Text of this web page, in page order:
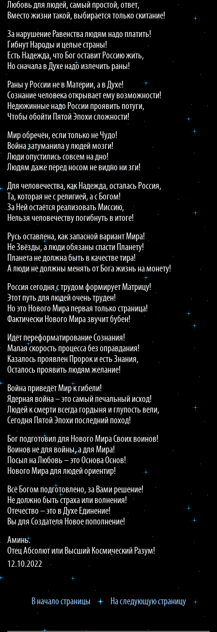
Любовь для людей, самый простой, ответ,
Вместо жизни такой, выбирается только скитание!
За нарушение Равенства людям надо платить!
Гибнут Народы и целые страны!
Есть Надежда, что Бог оставит Россию жить,
Но сначала в Духе надо излечить раны!
Раны у России не в Материи, а в Духе!
Сознание человека открывает ему возможности!
Недюжинные надо России проявить потуги,
Чтобы обойти Пятой Эпохи сложности!
Мир обречён, если только не Чудо!
Война затуманила у людей мозги!
Люди опустились совсем на дно!
Людям даже перед носом не видно ни зги!
Для человечества, как Надежда, осталась Россия,
Та, которая не с религией, а с Богом!
За Ней остаётся реализовать Миссию,
Нельзя человечеству погибнуть в итоге!
Русь оставлена, как запасной вариант Мира!
Не Звёзды, а люди обязаны спасти Планету!
Планета не должна быть в качестве тира!
А люди не должны менять от Бога жизнь на монету!
Россия сегодня с трудом формирует Матрицу!
Этот путь для людей очень труден!
Но это Нового Мира первая только страница!
Фактически Нового Мира звучит бубен!
Идёт переформатирование Сознания!
Малая скорость процесса без оправдания!
Казалось проявлен Пророк и есть Знания,
Осталось проявить людям желание!
Война приведёт Мир к гибели!
Ядерная война – это самый печальный исход!
Людей к смерти всегда гордыня и глупость вели,
Сегодня Пятой Эпохи последний поход!
Бог подготовил для Нового Мира Своих воинов!
Воинов не для войны, а для Мира!
Посыл на Любовь – это Основа Основ!
Нового Мира для людей ориентир!
Всё Богом подготовлено, за Вами решение!
Не должно быть страха или волнения!
Отечество – это в Духе Единение!
Вы для Создателя Новое пополнение!
Аминь.
Отец Абсолют или Высший Космический Разум!
12.10.2022
В начало страницы На следующую страницу